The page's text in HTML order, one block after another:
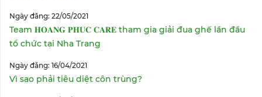
Ngày đăng: 22/05/2021
Team 𝐇𝐎𝐀𝐍𝐆 𝐏𝐇𝐔𝐂 𝐂𝐀𝐑𝐄 tham gia giải đua ghế lần đầu
tổ chức tại Nha Trang
Ngày đăng: 16/04/2021
Vì sao phải tiêu diệt côn trùng?